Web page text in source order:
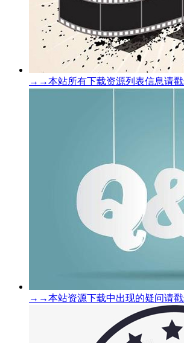
→→本站所有下载资源列表信息请戳
→→本站资源下载中出现的疑问请戳